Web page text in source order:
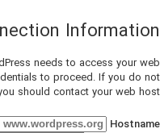
Information
needs to access your web
to proceed. If you do not
should contact your web host.
Hostname